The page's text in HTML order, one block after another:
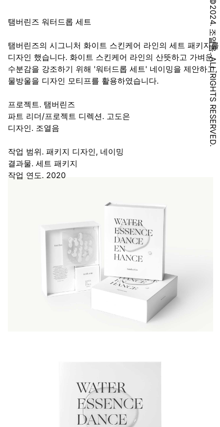
탬버린즈 워터드롭 세트
탬버린즈의 시그니처 화이트 스킨케어 라인의 세트 패키지를
디자인 했습니다. 화이트 스킨케어 라인의 산뜻하고 가벼운
수분감을 강조하기 위해 '워터드롭 세트' 네이밍을 제안하고,
물방울을 디자인 모티프를 활용하였습니다.
프로젝트. 탬버린즈
파트 리더/프로젝트 디렉션. 고도은
디자인. 조열음
작업 범위. 패키지 디자인, 네이밍
결과물. 세트 패키지
작업 연도. 2020
©2024. 조열음. ALL RIGHTS RESERVED.